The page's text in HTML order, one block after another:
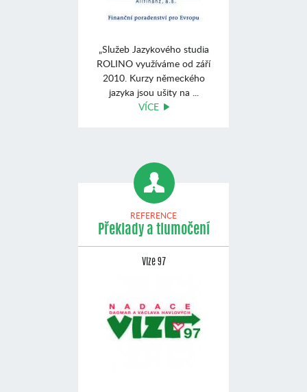
„Služeb Jazykového studia
ROLINO využíváme od září
2010. Kurzy německého
jazyka jsou ušity na ...
VÍCE
REFERENCE
Překlady a tlumočení
Vize 97